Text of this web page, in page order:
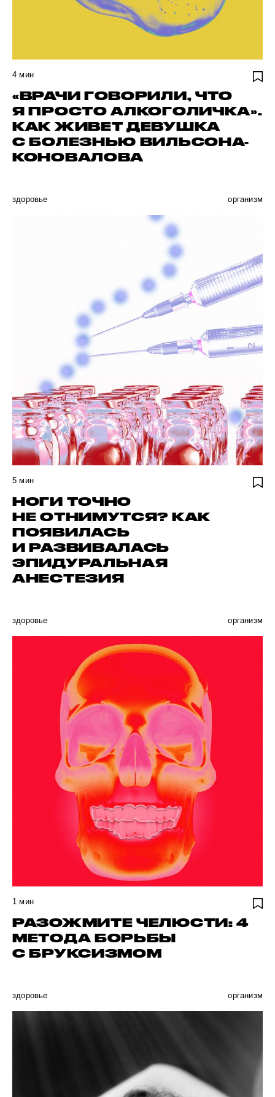
4 мин
«ВРАЧИ ГОВОРИЛИ, ЧТО
Я ПРОСТО АЛКОГОЛИЧКА».
КАК ЖИВЕТ ДЕВУШКА
С БОЛЕЗНЬЮ ВИЛЬСОНА-
КОНОВАЛОВА
здоровье организм
5 мин
НОГИ ТОЧНО
НЕ ОТНИМУТСЯ? КАК
ПОЯВИЛАСЬ
И РАЗВИВАЛАСЬ
ЭПИДУРАЛЬНАЯ
АНЕСТЕЗИЯ
здоровье организм
1 мин
РАЗОЖМИТЕ ЧЕЛЮСТИ: 4
МЕТОДА БОРЬБЫ
С БРУКСИЗМОМ
здоровье организм